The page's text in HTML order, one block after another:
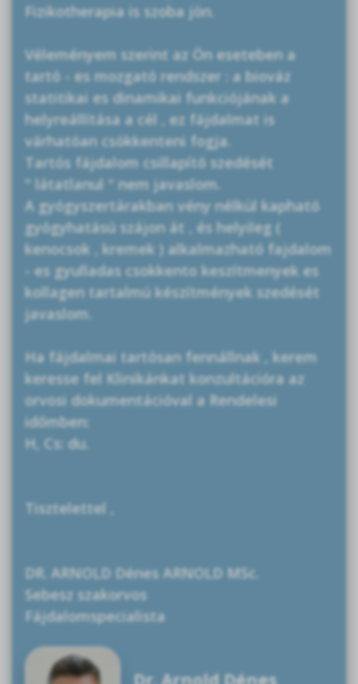
Fizikotherapia is szoba jön.
Véleményem szerint az Ön eseteben a
tartó - es mozgató rendszer : a biováz
statitikai es dinamikai funkciójának a
helyreállítása a cél , ez fájdalmat is
várhatóan csökkenteni fogja.
Tartós fájdalom csillapító szedését
" látatlanul " nem javaslom.
A gyógyszertárakban vény nélkül kapható
gyógyhatású szájon át , és helyileg (
kenocsok , kremek ) alkalmazható fajdalom
- es gyulladas csokkento keszítmenyek es
kollagen tartalmú készítmények szedését
javaslom.
Ha fájdalmai tartósan fennállnak , kerem
keresse fel Klinikánkat konzultációra az
orvosi dokumentációval a Rendelesi
időmben:
H, Cs: du.
Tisztelettel ,
DR. ARNOLD Dénes ARNOLD MSc.
Sebesz szakorvos
Fájdalomspecialista